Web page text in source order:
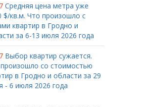
Средняя цена метра уже
$/кв.м. Что произошло с
квартир в Гродно и
за 6-13 июля 2026 года
Выбор квартир сужается.
со стоимостью
в Гродно и области за 29
- 6 июля 2026 года